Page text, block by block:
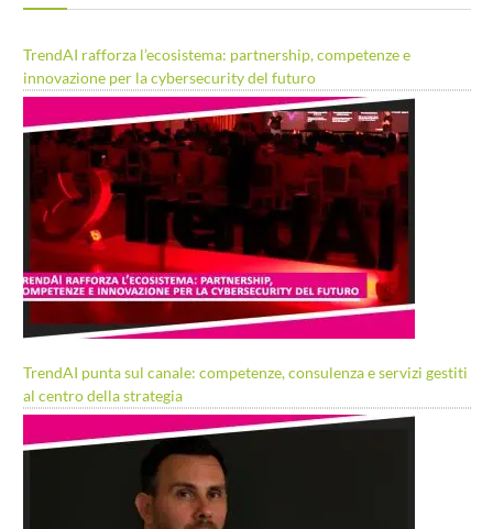
TrendAI rafforza l’ecosistema: partnership, competenze e
innovazione per la cybersecurity del futuro
TrendAI punta sul canale: competenze, consulenza e servizi gestiti
al centro della strategia